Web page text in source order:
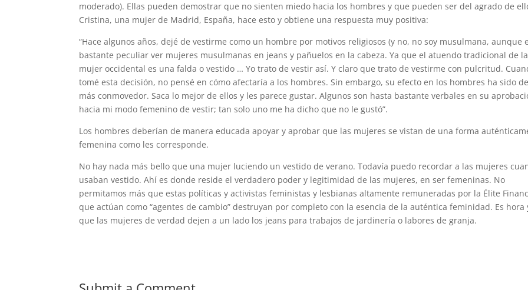
moderado). Ellas pueden demostrar que no sienten miedo hacia los hombres y que pueden ser del agrado de
Cristina, una mujer de Madrid, España, hace esto y obtiene una respuesta muy positiva:
“Hace algunos años, dejé de vestirme como un hombre por motivos religiosos (y no, no soy musulmana, aunque
bastante peculiar ver mujeres musulmanas en jeans y pañuelos en la cabeza. Ya que el atuendo tradicional de la
mujer occidental es una falda o vestido … Yo trato de vestir así. Y claro que trato de vestirme con pulcritud.
tomé esta decisión, no pensé en cómo afectaría a los hombres. Sin embargo, su efecto en los hombres ha sido
más conmovedor. Saca lo mejor de ellos y les parece gustar. Algunos son hasta bastante verbales en su
hacia mi modo femenino de vestir; tan solo uno me ha dicho que no le gustó”.
Los hombres deberían de manera educada apoyar y aprobar que las mujeres se vistan de una forma
femenina como les corresponde.
No hay nada más bello que una mujer luciendo un vestido de verano. Todavía puedo recordar a las mujeres
usaban vestido. Ahí es donde reside el verdadero poder y legitimidad de las mujeres, en ser femeninas. No
permitamos más que estas políticas y activistas feministas y lesbianas altamente remuneradas por la Élite
que actúan como “agentes de cambio” destruyan por completo con la esencia de la auténtica feminidad. Es hora
que las mujeres de verdad dejen a un lado los jeans para trabajos de jardinería o labores de granja.